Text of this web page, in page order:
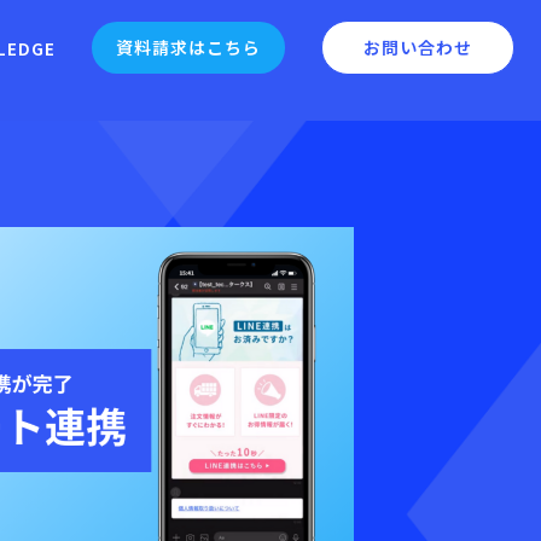
資料請求はこちら お問い合わせ